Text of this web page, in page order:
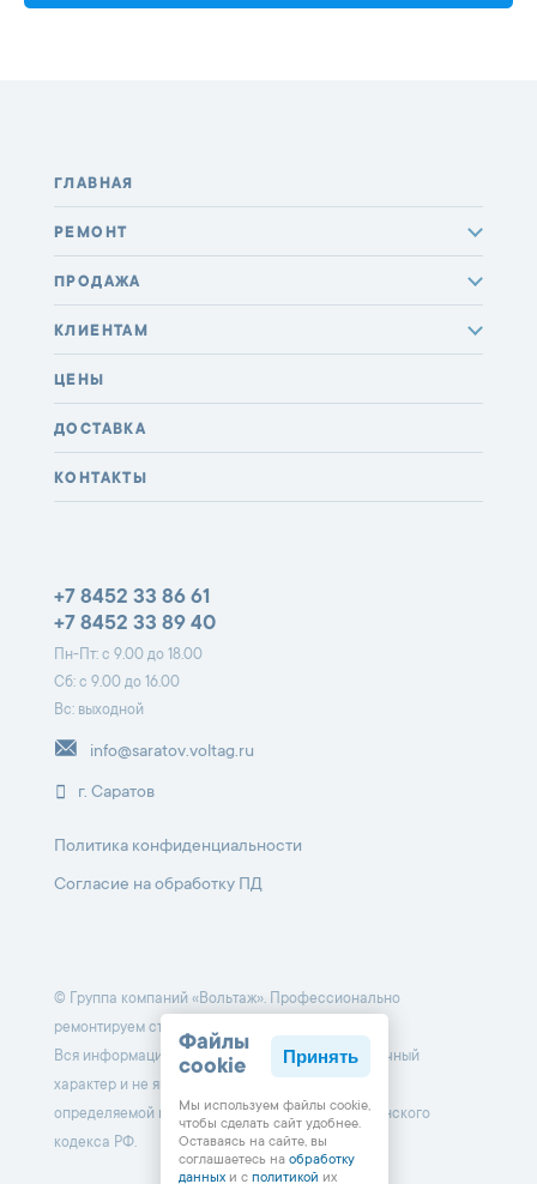
ГЛАВНАЯ
РЕМОНТ
ПРОДАЖА
КЛИЕНТАМ
ЦЕНЫ
ДОСТАВКА
КОНТАКТЫ
+7 8452 33 86 61
+7 8452 33 89 40
Пн-Пт: с 9.00 до 18.00
Сб: с 9.00 до 16.00
Вс: выходной
info@saratov.voltag.ru
г. Саратов
Политика конфиденциальности
Согласие на обработку ПД
© Группа компаний «Вольтаж». Профессионально
ремонтируем стартеры и генераторы с 1998 г.
Вся информация на данном сайте носит справочный
характер и не является публичной офертой,
определяемой положениями Статьи 437 Гражданского
кодекса РФ.
Файлы
cookie
Принять
Мы используем файлы cookie,
чтобы cделать сайт удобнее.
Оставаясь на сайте, вы
соглашаетесь наобработку
данных и сполитикой их